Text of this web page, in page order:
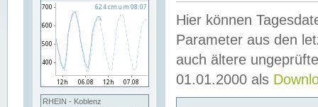
RHEIN - Koblenz
Hier können
Parameter aus den
auch ältere
01.01.2000 als